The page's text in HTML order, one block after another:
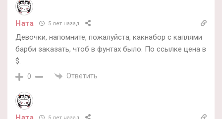
Ната 5 лет назад
Девочки, напомните, пожалуйста, какнабор с каплями
барби заказать, чтоб в фунтах было. По ссылке цена в
$.
0 Ответить